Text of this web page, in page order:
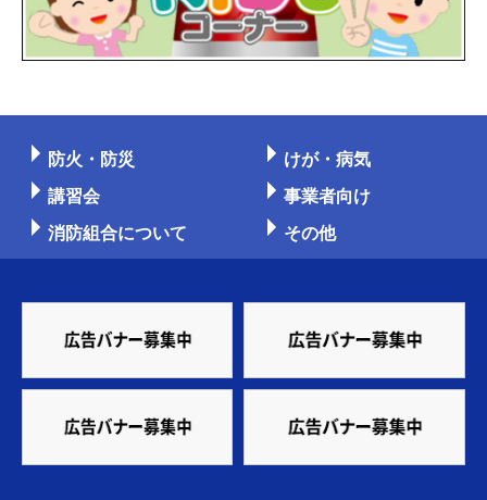
防火・防災
けが・病気
講習会
事業者向け
消防組合について
その他